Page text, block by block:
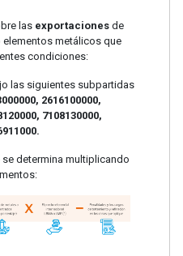
las exportacionesde
metálicos que
condiciones:
las siguientes subpartidas
2616100000,
7108130000,
se determina multiplicando